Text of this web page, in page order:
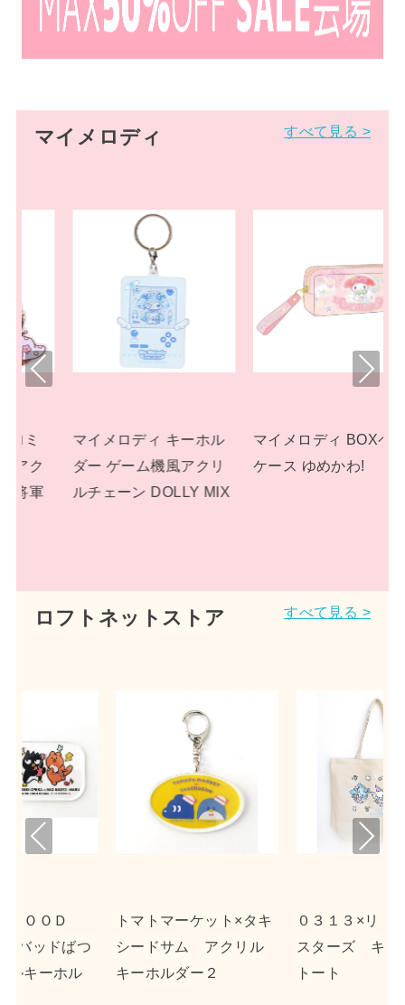
マイメロディ すべて見る >
ホル
クリ
MIX
マイメロディ BOXペン
ケース ゆめかわ!
マイメロディ ぬいぐる
み プラッシュドールS
Pre
Nex
ロフトネットストア すべて見る >
×タキ
リル
０３１３×リトルツイン
スターズ キャンバス
トート
ｎｓｎ×ポチャッコ
クリルキーホルダー２
Pre
Nex